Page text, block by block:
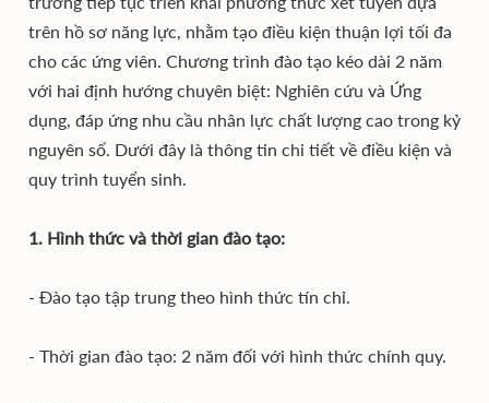
trên hồ sơ năng lực, nhằm tạo điều kiện thuận lợi tối đa
cho các ứng viên. Chương trình đào tạo kéo dài 2 năm
với hai định hướng chuyên biệt: Nghiên cứu và Ứng
dụng, đáp ứng nhu cầu nhân lực chất lượng cao trong kỷ
nguyên số. Dưới đây là thông tin chi tiết về điều kiện và
quy trình tuyển sinh.
1. Hình thức và thời gian đào tạo:
- Đào tạo tập trung theo hình thức tín chỉ.
- Thời gian đào tạo: 2 năm đối với hình thức chính quy.